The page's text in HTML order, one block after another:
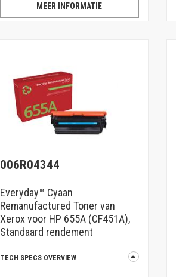
MEER INFORMATIE
006R04344
Everyday™ Cyaan
Remanufactured Toner van
Xerox voor HP 655A (CF451A),
Standaard rendement
TECH SPECS OVERVIEW